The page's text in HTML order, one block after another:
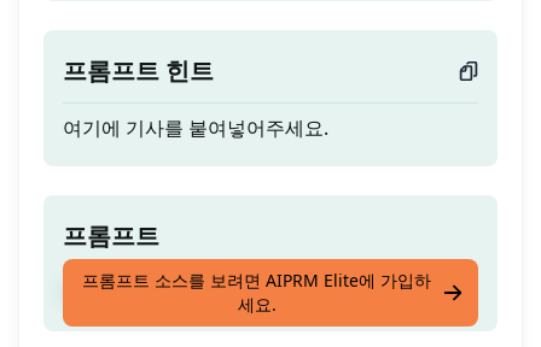
프롬프트 힌트
여기에 기사를 붙여넣어주세요.
프롬프트
기사를 간결하게 요약합니다.
프롬프트 소스를 보려면 AIPRM Elite에 가입하
세요.